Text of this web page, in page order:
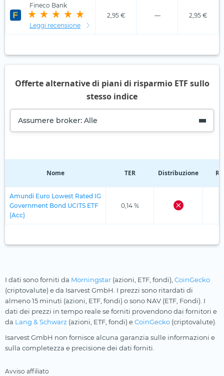
Fineco Bank
Leggi recensione
2,95 € — 2,95 €
Offerte alternative di piani di risparmio ETF sullo
stesso indice
Assumere broker: Alle
Nome TER Distribuzione
Amundi Euro Lowest Rated IG
Government Bond UCITS ETF
(Acc)
0,14 %
I dati sono forniti da Morningstar (azioni, ETF, fondi), CoinGecko
(criptovalute) e da Isarvest GmbH. I prezzi sono ritardati di
almeno 15 minuti (azioni, ETF, fondi) o sono NAV (ETF, Fondi). I
dati dei prezzi in tempo reale se forniti provendono dai fornitori e
da Lang & Schwarz (azioni, ETF, fondi) eCoinGecko (criptovalute).
Isarvest GmbH non fornisce alcuna garanzia sulle informazioni e
sulla completezza e precisione dei dati forniti.
Avviso affiliato